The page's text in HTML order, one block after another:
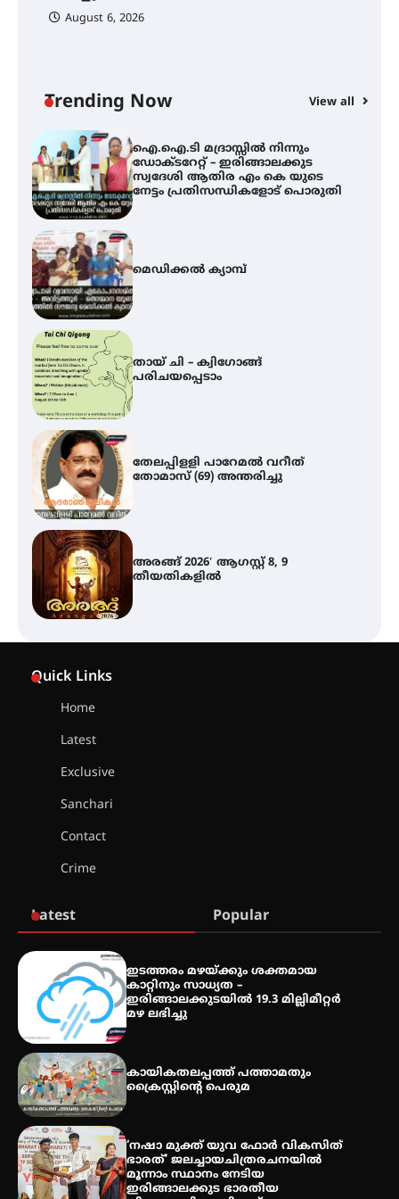
August 6, 2026
Trending Now View all
നേട്ടം പ്രതിസന്ധികളോട് പൊരുതി
മെഡിക്കൽ ക്യാമ്പ്
തായ് ചി – ക്വിഗോങ്ങ്
പരിചയപ്പെടാം
തേലപ്പിളളി പാറേമൽ വറീത്
തോമാസ് (69) അന്തരിച്ചു
അരങ്ങ് 2026′ ആഗസ്റ്റ് 8, 9
തീയതികളിൽ
ഇടത്തരം മഴയ്ക്കും കാറ്റിനും
സാധ്യത ഇരിങ്ങാലക്കുടയിൽ 4.4
മില്ലി മീറ്റർ മഴ ലഭിച്ചു
തേലപ്പിളളി പാറേമൽ വറീത്
തോമാസ് (69) അന്തരിച്ചു
തീയതികളിൽ
Quick Links
Home
Latest
Exclusive
Sanchari
Contact
Crime
Latest Popular
ഇടത്തരം മഴയ്ക്കും ശക്തമായ
കാറ്റിനും സാധ്യത –
ഇരിങ്ങാലക്കുടയിൽ 19.3 മില്ലിമീറ്റർ
മഴ ലഭിച്ചു
കായികതലപ്പത്ത് പത്താമതും
ക്രൈസ്റ്റിന്റെ പെരുമ
‘നഷാ മുക്ത് യുവ ഫോർ വികസിത്
ഭാരത്’ ജലച്ചായചിത്രരചനയിൽ
മൂന്നാം സ്ഥാനം നേടിയ
ഇരിങ്ങാലക്കുട ഭാരതീയ